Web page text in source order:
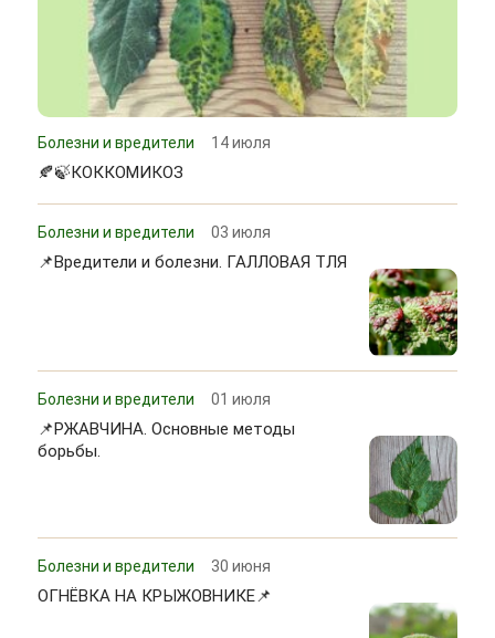
Болезни и вредители 14 июля
🍂🍃КОККОМИКОЗ
Болезни и вредители 03 июля
📌Вредители и болезни. ГАЛЛОВАЯ ТЛЯ
Болезни и вредители 01 июля
📌РЖАВЧИНА. Основные методы
борьбы.
Болезни и вредители 30 июня
ОГНЁВКА НА КРЫЖОВНИКЕ📌